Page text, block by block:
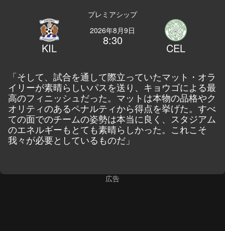
プレミアシップ
KIL
2026年8月9日
8:30
CEL
「そして、試合を通して際立っていたマット・オラ
イリーが素晴らしいパスを送り、キョウゴによる最
高のフィニッシュだった。マットは本物の品格やク
オリティのあるペナルティから得点を挙げた。すべ
ての面でのチームの姿勢は本当に良く、スタジアム
のエネルギーもとても素晴らしかった。これこそ
我々が必要としているものだ」
広告